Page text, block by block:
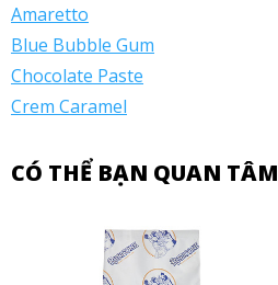
Amaretto
Blue Bubble Gum
Chocolate Paste
Crem Caramel
CÓ THỂ BẠN QUAN TÂM